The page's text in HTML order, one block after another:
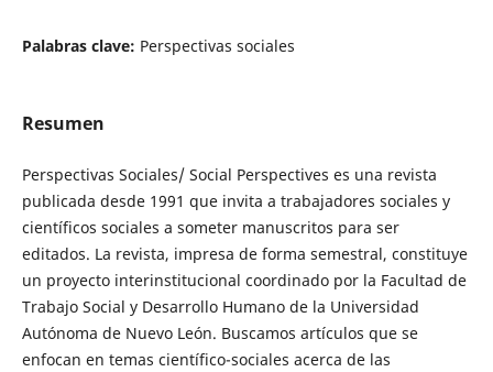
Palabras clave: Perspectivas sociales
Resumen
Perspectivas Sociales/ Social Perspectives es una revista
publicada desde 1991 que invita a trabajadores sociales y
científicos sociales a someter manuscritos para ser
editados. La revista, impresa de forma semestral, constituye
un proyecto interinstitucional coordinado por la Facultad de
Trabajo Social y Desarrollo Humano de la Universidad
Autónoma de Nuevo León. Buscamos artículos que se
enfocan en temas científico-sociales acerca de las